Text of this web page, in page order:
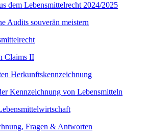
dem Lebensmittelrecht 2024/2025
Audits souverän meistern
Claims II
Herkunftskennzeichnung
Kennzeichnung von Lebensmitteln
Fragen & Antworten